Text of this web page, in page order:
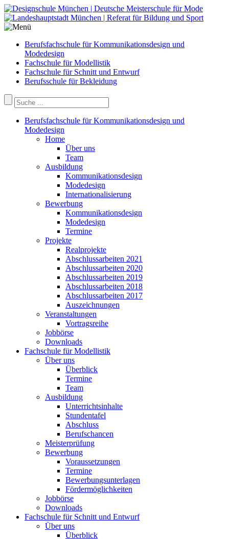
Berufsfachschule für Kommunikationsdesign und
Modedesign
Fachschule für Modellistik
Fachschule für Schnitt und Entwurf
Berufsschule für Bekleidung
Berufsfachschule für Kommunikationsdesign und
Modedesign
Home
Über uns
Team
Ausbildung
Kommunikationsdesign
Modedesign
Internationalisierung
Bewerbung
Kommunikationsdesign
Modedesign
Termine
Projekte
Realprojekte
Abschlussarbeiten 2021
Abschlussarbeiten 2020
Abschlussarbeiten 2019
Abschlussarbeiten 2018
Abschlussarbeiten 2017
Auszeichnungen
Veranstaltungen
Vortragsreihe
Jobbörse
Downloads
Fachschule für Modellistik
Über uns
Überblick
Termine
Team
Ausbildung
Unterrichtsinhalte
Stundentafel
Abschluss
Berufschancen
Meisterprüfung
Bewerbung
Voraussetzungen
Termine
Bewerbungsunterlagen
Fördermöglichkeiten
Jobbörse
Downloads
Fachschule für Schnitt und Entwurf
Über uns
Überblick